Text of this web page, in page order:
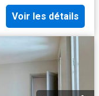
Voir les détails